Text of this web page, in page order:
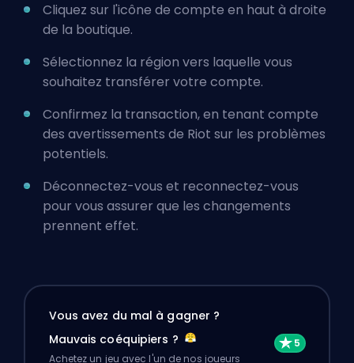
Cliquez sur l'icône de compte en haut à droite
de la boutique.
Sélectionnez la région vers laquelle vous
souhaitez transférer votre compte.
Confirmez la transaction, en tenant compte
des avertissements de Riot sur les problèmes
potentiels.
Déconnectez-vous et reconnectez-vous
pour vous assurer que les changements
prennent effet.
Vous avez du mal à gagner ?
Mauvais coéquipiers ?
Achetez un jeu avec l'un de nos joueurs